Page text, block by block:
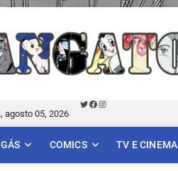
agosto 05, 2026
Twitter
Facebook
Instagram
COMICS TV E CINEMA